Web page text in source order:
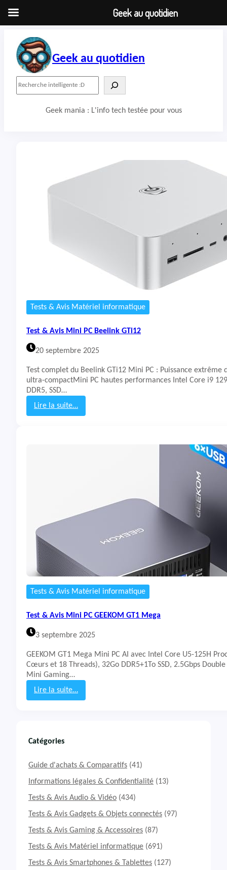
contenu
Geek au quotidien
Geek mania : L'info tech testée pour vous
Tests & Avis Matériel informatique
Test & Avis Mini PC Beelink GTi12
20 septembre 2025
Test complet du Beelink GTi12 Mini PC : Puissance extrême
ultra-compactMini PC hautes performances Intel Core i9
DDR5, SSD…
Lire la suite…
:
M
C
B
e
e
i
k
T
i
1
2
Tests & Avis Matériel informatique
Test & Avis Mini PC GEEKOM GT1 Mega
3 septembre 2025
GEEKOM GT1 Mega Mini PC AI avec Intel Core U5-125H
Cœurs et 18 Threads), 32Go DDR5+1To SSD, 2.5Gbps
Mini Gaming…
Lire la suite…
:
A
v
i
M
i
i
P
C
G
Catégories
Guide d'achats & Comparatifs (41)
Informations légales & Confidentialité (13)
Tests & Avis Audio & Vidéo (434)
Tests & Avis Gadgets & Objets connectés (97)
Tests & Avis Gaming & Accessoires (87)
Tests & Avis Matériel informatique (691)
Tests & Avis Smartphones & Tablettes (127)
Geek au quotidien